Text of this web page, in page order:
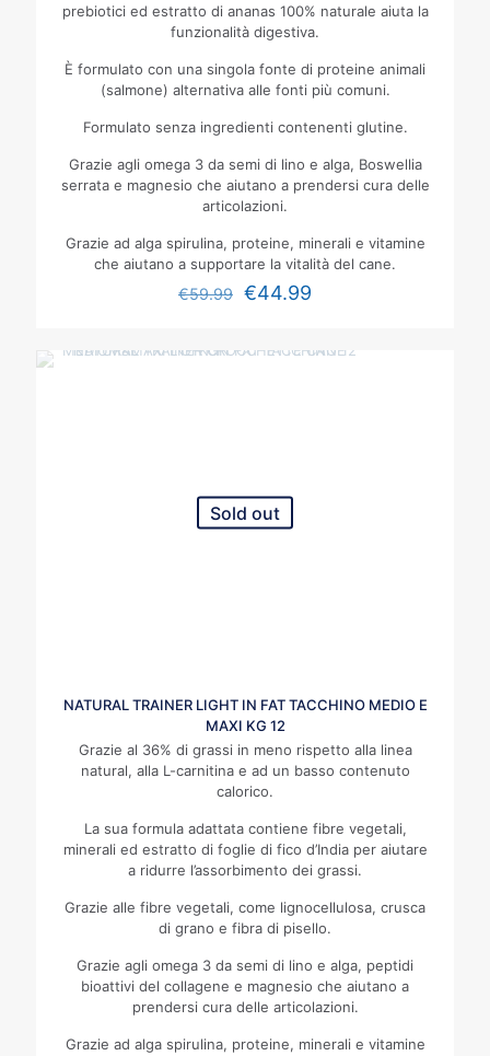
prebiotici ed estratto di ananas 100% naturale aiuta la
funzionalità digestiva.
È formulato con una singola fonte di proteine animali
(salmone) alternativa alle fonti più comuni.
Formulato senza ingredienti contenenti glutine.
Grazie agli omega 3 da semi di lino e alga, Boswellia
serrata e magnesio che aiutano a prendersi cura delle
articolazioni.
Grazie ad alga spirulina, proteine, minerali e vitamine
che aiutano a supportare la vitalità del cane.
€59.99 €44.99
Sold out
NATURAL TRAINER LIGHT IN FAT TACCHINO MEDIO E
MAXI KG 12
Grazie al 36% di grassi in meno rispetto alla linea
natural, alla L-carnitina e ad un basso contenuto
calorico.
La sua formula adattata contiene fibre vegetali,
minerali ed estratto di foglie di fico d’India per aiutare
a ridurre l’assorbimento dei grassi.
Grazie alle fibre vegetali, come lignocellulosa, crusca
di grano e fibra di pisello.
Grazie agli omega 3 da semi di lino e alga, peptidi
bioattivi del collagene e magnesio che aiutano a
prendersi cura delle articolazioni.
Grazie ad alga spirulina, proteine, minerali e vitamine